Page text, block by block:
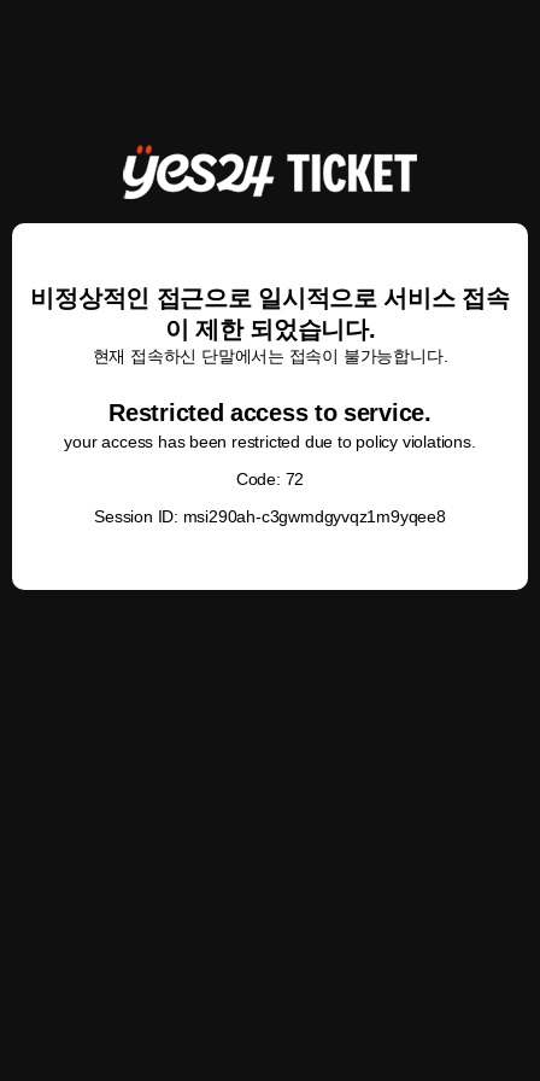
비정상적인 접근으로 일시적으로 서비스 접속
이 제한 되었습니다.
현재 접속하신 단말에서는 접속이 불가능합니다.
Restricted access to service.
your access has been restricted due to policy violations.
Code: 72
Session ID: msi290ah-c3gwmdgyvqz1m9yqee8